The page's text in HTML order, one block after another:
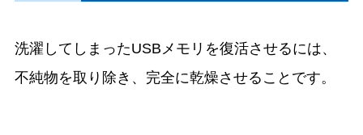
洗濯してしまったUSBメモリを復活させるには、
不純物を取り除き、完全に乾燥させることです。